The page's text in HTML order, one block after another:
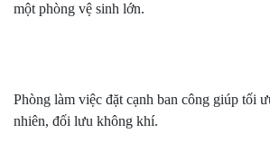
một phòng vệ sinh lớn.
Phòng làm việc đặt cạnh ban công giúp tối
nhiên, đối lưu không khí.